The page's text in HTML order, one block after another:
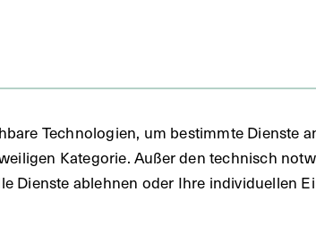
Technologien, um bestimmte Dienste
Kategorie. Außer den technisch
Dienste ablehnen oder Ihre individuellen